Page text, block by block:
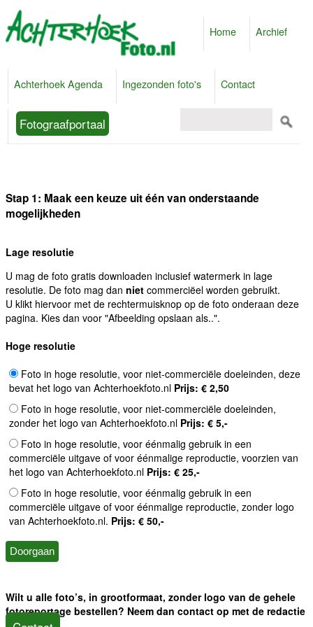
Home Archief
Achterhoek Agenda Ingezonden foto's Contact
Fotograafportaal
Stap 1: Maak een keuze uit één van onderstaande
mogelijkheden
Lage resolutie
U mag de foto gratis downloaden inclusief watermerk in lage
resolutie. De foto mag dan niet commerciëel worden gebruikt.
U klikt hiervoor met de rechtermuisknop op de foto onderaan deze
pagina. Kies dan voor "Afbeelding opslaan als..".
Hoge resolutie
Foto in hoge resolutie, voor niet-commerciële doeleinden, deze
bevat het logo van Achterhoekfoto.nl Prijs: € 2,50
Foto in hoge resolutie, voor niet-commerciële doeleinden,
zonder het logo van Achterhoekfoto.nl Prijs: € 5,-
Foto in hoge resolutie, voor éénmalig gebruik in een
commerciële uitgave of voor éénmalige reproductie, voorzien van
het logo van Achterhoekfoto.nl Prijs: € 25,-
Foto in hoge resolutie, voor éénmalig gebruik in een
commerciële uitgave of voor éénmalige reproductie, zonder logo
van Achterhoekfoto.nl. Prijs: € 50,-
Wilt u alle foto’s, in grootformaat, zonder logo van de gehele
fotoreportage bestellen? Neem dan contact op met de redactie